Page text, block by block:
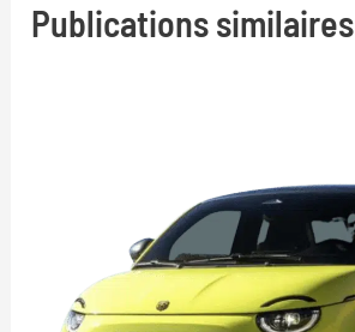
Publications similaires